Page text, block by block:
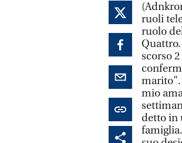
ruoli
ruolo
scorso
marito".
mio
detto in